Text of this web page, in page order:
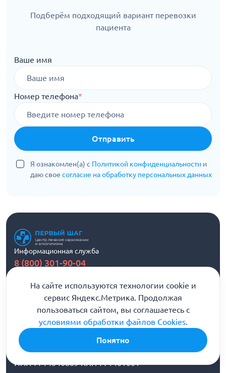
Подберём подходящий вариант перевозки
пациента
Ваше имя
Номер телефона*
Отправить
Я ознакомлен(а) с Политикой конфиденциальности и
даю свое согласие на обработку персональных данных
Информационная служба
8 (800) 301-90-04
Напишите нам
Бесплатная консультация
ИНН 7714346889 КПП 771401001
На сайте используются технологии cookie и
сервис Яндекс.Метрика. Продолжая
пользоваться сайтом, вы соглашаетесь с
условиями обработки файлов Cookies.
Понятно